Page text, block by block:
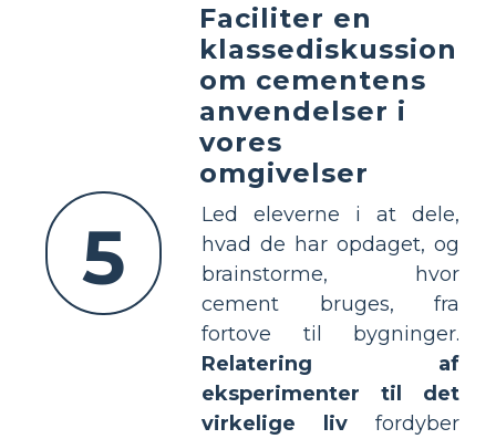
5
Faciliter en
klassediskussion
om cementens
anvendelser i
vores
omgivelser
Led eleverne i at dele,
hvad de har opdaget, og
brainstorme, hvor
cement bruges, fra
fortove til bygninger.
Relatering af
eksperimenter til det
virkelige liv fordyber